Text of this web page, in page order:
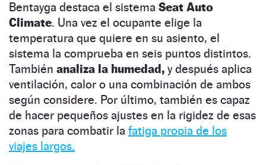
Bentayga destaca el sistema Seat Auto
Climate. Una vez el ocupante elige la
temperatura que quiere en su asiento, el
sistema la comprueba en seis puntos distintos.
También analiza la humedad, y después aplica
ventilación, calor o una combinación de ambos
según considere. Por último, también es capaz
de hacer pequeños ajustes en la rigidez de esas
zonas para combatir la fatiga propia de los
viajes largos.